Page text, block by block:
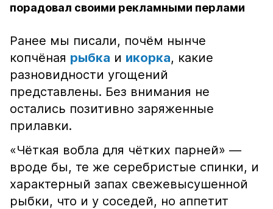
порадовал своими рекламными перлами
Ранее мы писали, почём нынче
копчёная рыбка и икорка, какие
разновидности угощений
представлены. Без внимания не
остались позитивно заряженные
прилавки.
«Чёткая вобла для чётких парней» —
вроде бы, те же серебристые спинки, и
характерный запах свежевысушенной
рыбки, что и у соседей, но аппетит